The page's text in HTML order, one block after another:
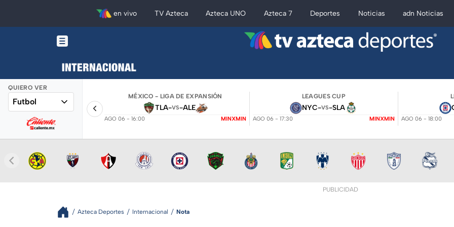
en vivo TV Azteca Azteca UNO Azteca 7 Deportes Noticias adn Noticias
QUIERO VER
Futbol
MÉXICO - LIGA DE EXPANSIÓN
TLA-VS-ALE
AGO 06 - 16:00 MINXMIN
LEAGUES CUP
NYC-VS-SLA
AGO 06 - 17:30 MINXMIN AGO 06 - 18:00
PUBLICIDAD
Azteca Deportes Internacional Nota